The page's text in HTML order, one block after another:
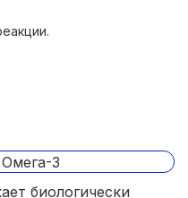
биологически